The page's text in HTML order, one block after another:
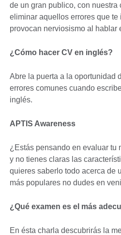
de un gran publico, con nuestra
eliminar aquellos errores que
provocan nerviosismo al hablar
¿Cómo hacer CV en inglés?
Abre la puerta a la oportunidad
errores comunes cuando
inglés.
APTIS Awareness
¿Estás pensando en evaluar tu
y no tienes claras las
quieres saberlo todo acerca de
más populares no dudes en
¿Qué examen es el más
En ésta charla descubrirás la